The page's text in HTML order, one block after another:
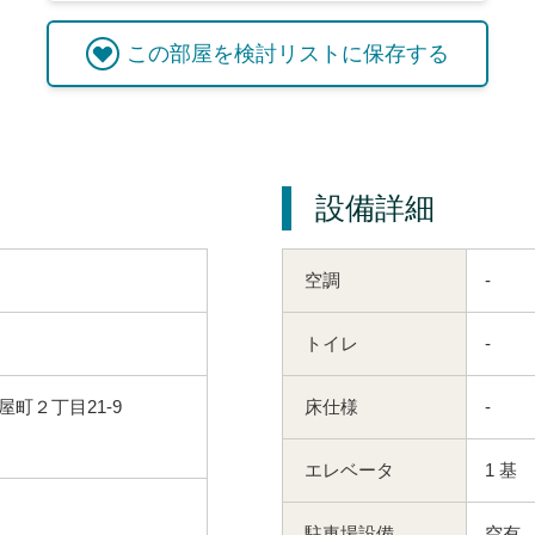
この部屋を検討リストに保存する
町２丁目21-9
設備詳細
空調 -
トイレ -
床仕様 -
エレベータ 1 基